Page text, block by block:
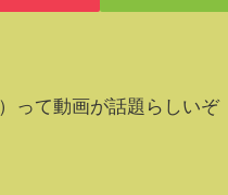
って動画が話題らしいぞ